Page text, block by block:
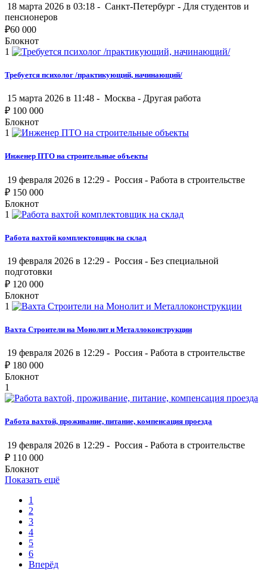
18 марта 2026 в 03:18 - Санкт-Петербург - Для студентов и
пенсионеров
₽60 000
Блокнот
1
Требуется психолог /практикующий, начинающий/
15 марта 2026 в 11:48 - Москва - Другая работа
₽ 100 000
Блокнот
1
Инженер ПТО на строительные объекты
19 февраля 2026 в 12:29 - Россия - Работа в строительстве
₽ 150 000
Блокнот
1
Работа вахтой комплектовщик на склад
19 февраля 2026 в 12:29 - Россия - Без специальной
подготовки
₽ 120 000
Блокнот
1
Вахта Строители на Монолит и Металлоконструкции
19 февраля 2026 в 12:29 - Россия - Работа в строительстве
₽ 180 000
Блокнот
1
Работа вахтой, проживание, питание, компенсация проезда
19 февраля 2026 в 12:29 - Россия - Работа в строительстве
₽ 110 000
Блокнот
Показать ещё
1
2
3
4
5
6
Вперёд